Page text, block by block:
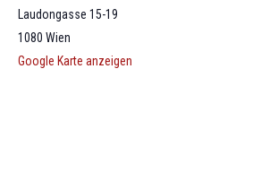
Laudongasse 15-19
1080 Wien
Google Karte anzeigen